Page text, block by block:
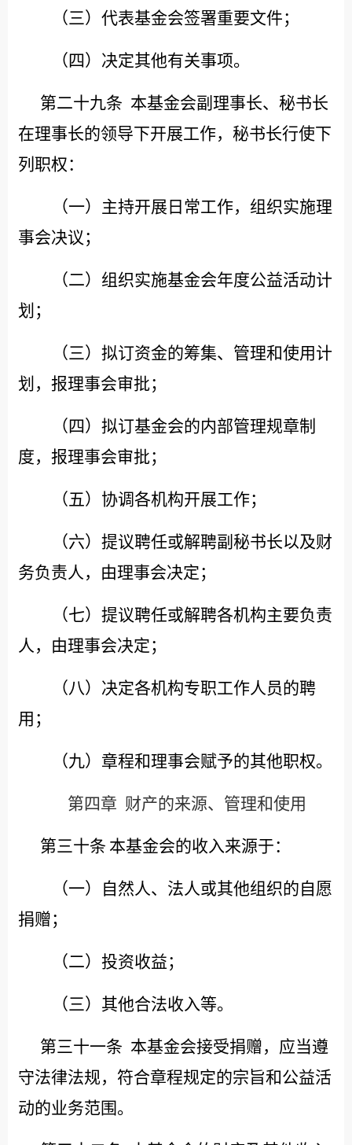
（三）代表基金会签署重要文件；
（四）决定其他有关事项。
第二十九条 本基金会副理事长、秘书长
在理事长的领导下开展工作，秘书长行使下
列职权：
（一）主持开展日常工作，组织实施理
事会决议；
（二）组织实施基金会年度公益活动计
划；
（三）拟订资金的筹集、管理和使用计
划，报理事会审批；
（四）拟订基金会的内部管理规章制
度，报理事会审批；
（五）协调各机构开展工作；
（六）提议聘任或解聘副秘书长以及财
务负责人，由理事会决定；
（七）提议聘任或解聘各机构主要负责
人，由理事会决定；
（八）决定各机构专职工作人员的聘
用；
（九）章程和理事会赋予的其他职权。
第四章 财产的来源、管理和使用
第三十条 本基金会的收入来源于：
（一）自然人、法人或其他组织的自愿
捐赠；
（二）投资收益；
（三）其他合法收入等。
第三十一条 本基金会接受捐赠，应当遵
守法律法规，符合章程规定的宗旨和公益活
动的业务范围。